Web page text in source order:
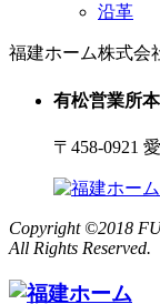
沿革
福建ホーム株式会
有松営業所
〒458-0921
Copyright ©2018
All Rights Reserved.